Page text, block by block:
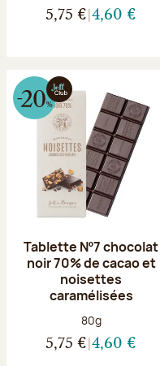
5,75 € 4,60 €
Tablette Nº7 chocolat
noir 70% de cacao et
noisettes
caramélisées
Poids net :
80g
5,75 € 4,60 €